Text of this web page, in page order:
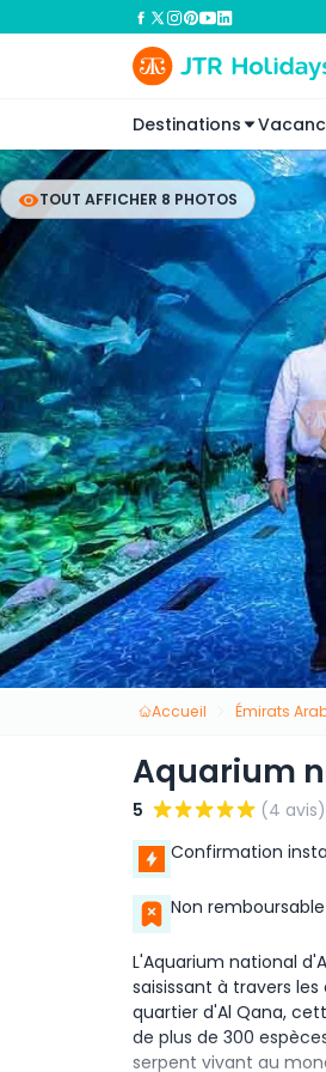
Destinations
TOUT AFFICHER 8 PHOTOS
Accueil Émirats
Aquarium
5
(4 avis)
Confirmation
Non remboursable
L'Aquarium national
saisissant à travers
quartier d'Al Qana,
de plus de 300
serpent vivant au